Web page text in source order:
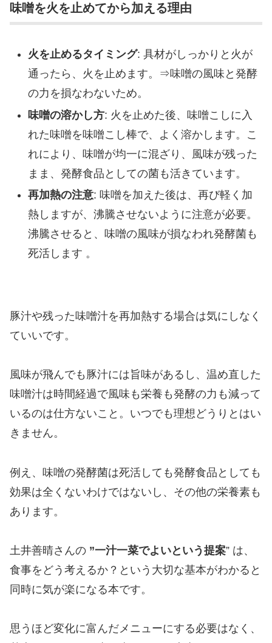
味噌を火を止めてから加える理由
火を止めるタイミング: 具材がしっかりと火が
通ったら、火を止めます。⇒味噌の風味と発酵
の力を損なわないため。
味噌の溶かし方: 火を止めた後、味噌こしに入
れた味噌を味噌こし棒で、よく溶かします。こ
れにより、味噌が均一に混ざり、風味が残った
まま、発酵食品としての菌も活きています。
再加熱の注意: 味噌を加えた後は、再び軽く加
熱しますが、沸騰させないように注意が必要。
沸騰させると、味噌の風味が損なわれ発酵菌も
死活します 。
豚汁や残った味噌汁を再加熱する場合は気にしなく
ていいです。
風味が飛んでも豚汁には旨味があるし、温め直した
味噌汁は時間経過で風味も栄養も発酵の力も減って
いるのは仕方ないこと。いつでも理想どうりとはい
きません。
例え、味噌の発酵菌は死活しても発酵食品としても
効果は全くないわけではないし、その他の栄養素も
あります。
土井善晴さんの ”一汁一菜でよいという提案” は、
食事をどう考えるか？という大切な基本がわかると
同時に気が楽になる本です。
思うほど変化に富んだメニューにする必要はなく、